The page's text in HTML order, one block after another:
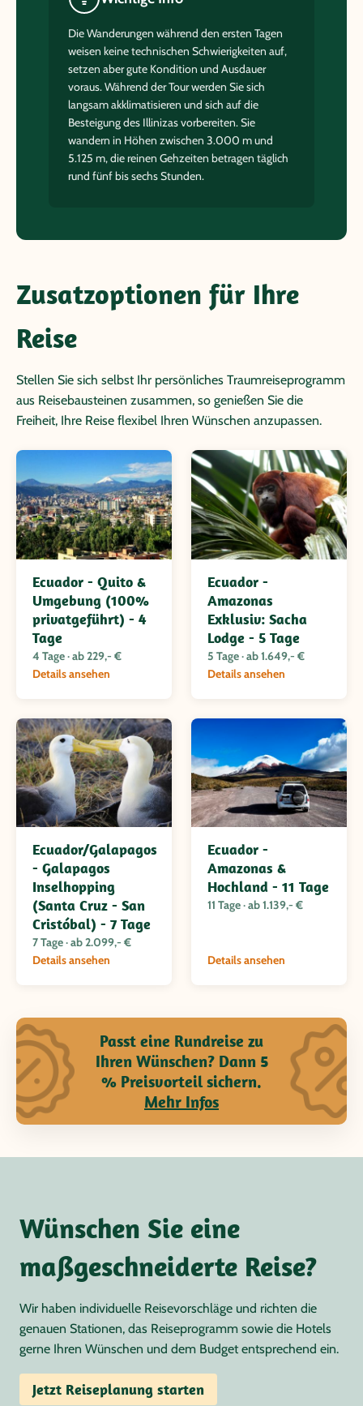
Die Wanderungen während den ersten Tagen
weisen keine technischen Schwierigkeiten auf,
setzen aber gute Kondition und Ausdauer
voraus. Während der Tour werden Sie sich
langsam akklimatisieren und sich auf die
Besteigung des Illinizas vorbereiten. Sie
wandern in Höhen zwischen 3.000 m und
5.125 m, die reinen Gehzeiten betragen täglich
rund fünf bis sechs Stunden.
Zusatzoptionen für Ihre
Reise
Stellen Sie sich selbst Ihr persönliches Traumreiseprogramm
aus Reisebausteinen zusammen, so genießen Sie die
Freiheit, Ihre Reise flexibel Ihren Wünschen anzupassen.
Ecuador - Quito &
Umgebung (100%
privatgeführt) - 4
Tage
4 Tage · ab 229,- €
Details ansehen
Ecuador -
Amazonas
Exklusiv: Sacha
Lodge - 5 Tage
5 Tage · ab 1.649,- €
Details ansehen
Ecuador/Galapagos
- Galapagos
Inselhopping
(Santa Cruz - San
Cristóbal) - 7 Tage
7 Tage · ab 2.099,- €
Details ansehen
Ecuador -
Amazonas &
Hochland - 11 Tage
11 Tage · ab 1.139,- €
Details ansehen
Passt eine Rundreise zu
Ihren Wünschen? Dann 5
% Preisvorteil sichern.
Mehr Infos
Wünschen Sie eine
maßgeschneiderte Reise?
Wir haben individuelle Reisevorschläge und richten die
genauen Stationen, das Reiseprogramm sowie die Hotels
gerne Ihren Wünschen und dem Budget entsprechend ein.
Jetzt Reiseplanung starten